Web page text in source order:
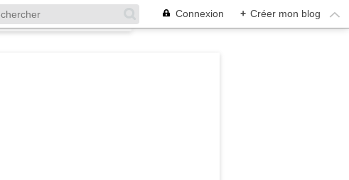
Connexion + Créer mon blog